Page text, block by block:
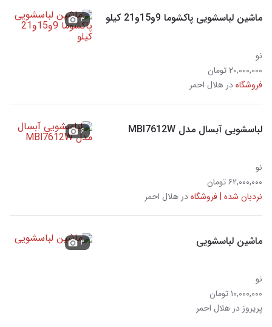
ماشین لباسشویی پاکشوما 9و15و21 کیلو
نو
۲۰,۰۰۰,۰۰۰ تومان
فروشگاهدر هلال احمر
۳
لباسشویی آبسال مدل MBl7612W
نو
۶۲,۰۰۰,۰۰۰ تومان
نردبان شده | فروشگاهدر هلال احمر
۶
ماشین لباسشویی
نو
۱۰,۰۰۰,۰۰۰ تومان
پریروز در هلال احمر
۴